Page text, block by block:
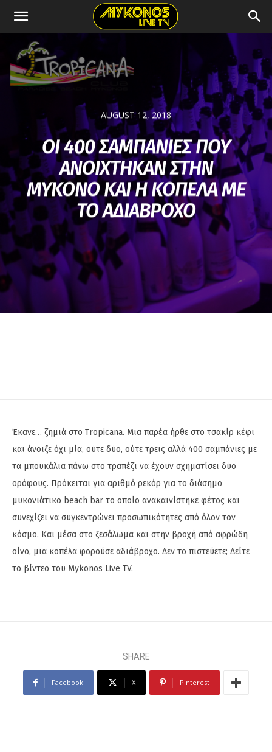
AUGUST 12, 2018
ΟΙ 400 ΣΑΜΠΑΝΙΕΣ ΠΟΥ
ΑΝΟΙΧΤΗΚΑΝ ΣΤΗΝ
ΜΥΚΟΝΟ ΚΑΙ Η ΚΟΠΕΛΑ ΜΕ
ΤΟ ΑΔΙΑΒΡΟΧΟ
Έκανε… ζημιά στο Tropicana. Μια παρέα ήρθε στο τσακίρ κέφι
και άνοιξε όχι μία, ούτε δύο, ούτε τρεις αλλά 400 σαμπάνιες με
τα μπουκάλια πάνω στο τραπέζι να έχουν σχηματίσει δύο
ορόφους. Πρόκειται για αριθμό ρεκόρ για το διάσημο
μυκονιάτικο beach bar το οποίο ανακαινίστηκε φέτος και
συνεχίζει να συγκεντρώνει προσωπικότητες από όλον τον
κόσμο. Και μέσα στο ξεσάλωμα και στην βροχή από αφρώδη
οίνο, μια κοπέλα φορούσε αδιάβροχο. Δεν το πιστεύετε; Δείτε
το βίντεο του Mykonos Live TV.
SHARE
Facebook X Pinterest